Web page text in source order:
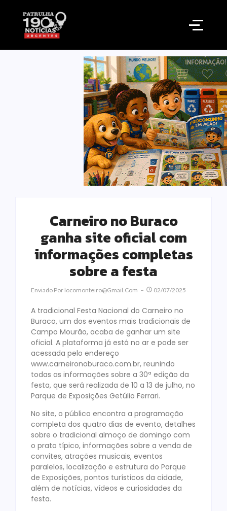
Carneiro no Buraco
ganha site oficial com
informações completas
sobre a festa
Enviado Por Locomonteiro@gmail.com 02/07/2025
A tradicional Festa Nacional do Carneiro no
Buraco, um dos eventos mais tradicionais de
Campo Mourão, acaba de ganhar um site
oficial. A plataforma já está no ar e pode ser
acessada pelo endereço
www.carneironoburaco.com.br, reunindo
todas as informações sobre a 30ª edição da
festa, que será realizada de 10 a 13 de julho, no
Parque de Exposições Getúlio Ferrari.
No site, o público encontra a programação
completa dos quatro dias de evento, detalhes
sobre o tradicional almoço de domingo com
o prato típico, informações sobre a venda de
convites, atrações musicais, eventos
paralelos, localização e estrutura do Parque
de Exposições, pontos turísticos da cidade,
além de notícias, vídeos e curiosidades da
festa.